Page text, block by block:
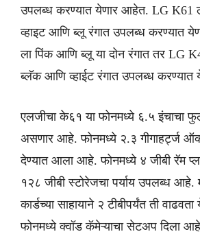
उपलब्ध करण्यात येणार आहेत. LG K61
व्हाइट आणि ब्लू रंगात उपलब्ध करण्यात
ला पिंक आणि ब्लू या दोन रंगात तर LG
ब्लॅक आणि व्हाईट रंगात उपलब्ध
एलजीचा के६१ या फोनमध्ये ६.५ इंचाचा
असणार आहे. फोनमध्ये २.३ गीगाहर्ट्ज
देण्यात आला आहे. फोनमध्ये ४ जीबी रॅम
१२८ जीबी स्टोरेजचा पर्याय उपलब्ध आहे.
कार्डच्या साहायाने २ टीबीपर्यंत ती
फोनमध्ये क्वॉड कॅमेऱ्याचा सेटअप दिला